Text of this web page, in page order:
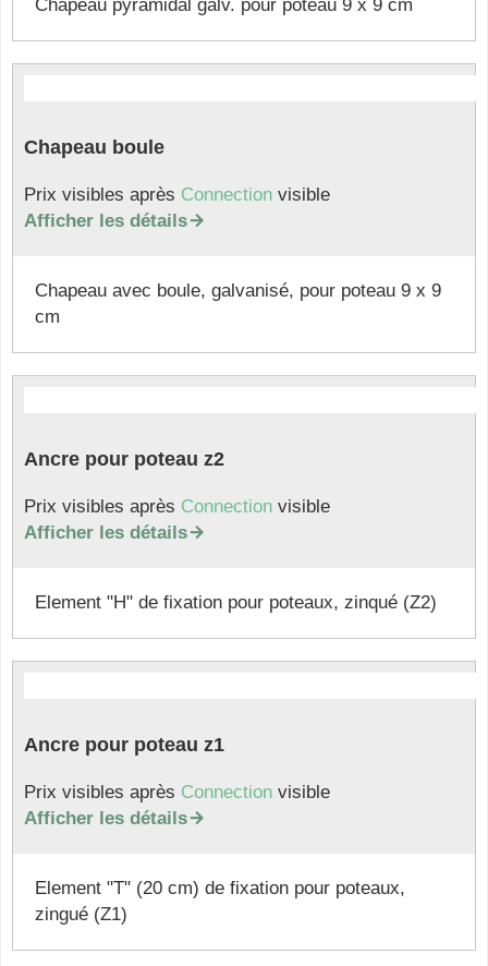
Chapeau pyramidal galv. pour pôteau 9 x 9 cm
Chapeau boule
Prix visibles après Connection visible
Afficher les détails
Chapeau avec boule, galvanisé, pour poteau 9 x 9
cm
Ancre pour poteau z2
Prix visibles après Connection visible
Afficher les détails
Element "H" de fixation pour poteaux, zinqué (Z2)
Ancre pour poteau z1
Prix visibles après Connection visible
Afficher les détails
Element "T" (20 cm) de fixation pour poteaux,
zingué (Z1)